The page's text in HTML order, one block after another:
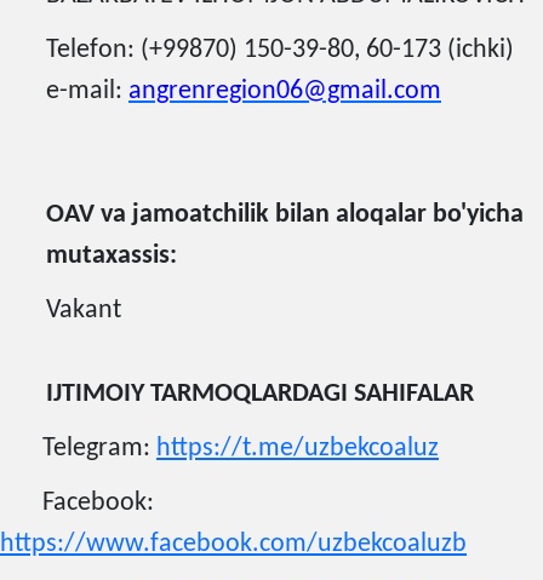
Telefon: (+99870) 150-39-80, 60-173 (ichki)
e-mail: angrenregion06@gmail.com
OAV va jamoatchilik bilan aloqalar bo'yicha
mutaxassis:
Vakant
IJTIMOIY TARMOQLARDAGI SAHIFALAR
Telegram: https://t.me/uzbekcoaluz
Facebook:
https://www.facebook.com/uzbekcoaluzb